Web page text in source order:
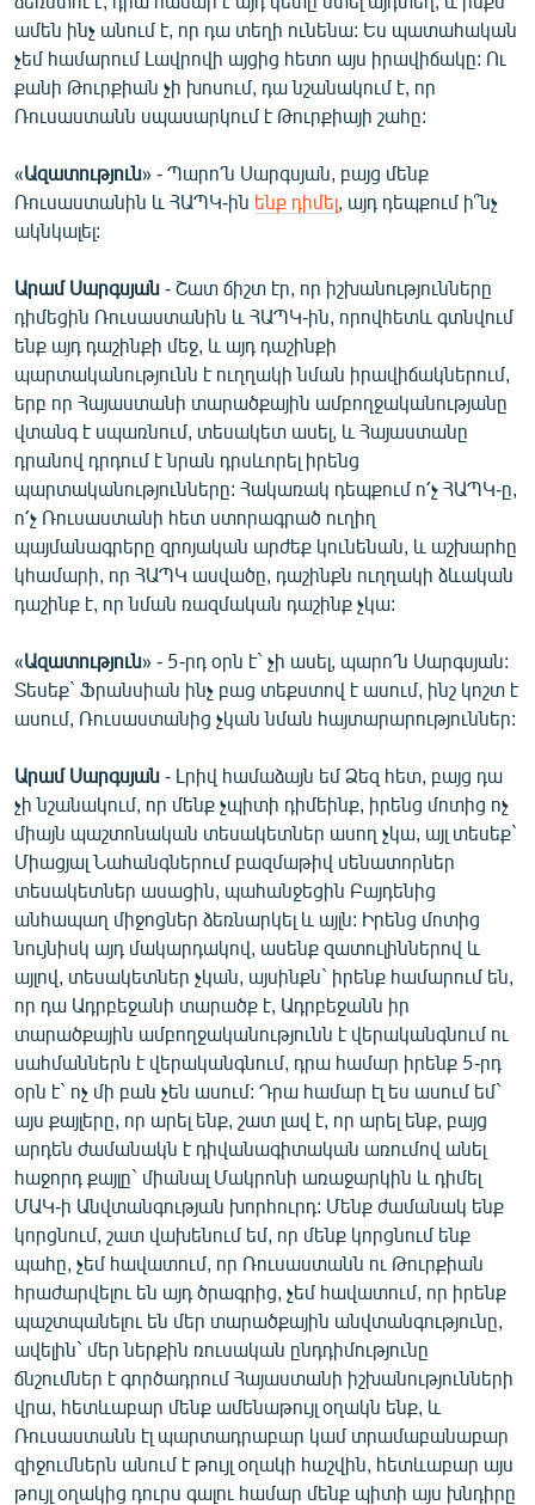
ամեն ինչ անում է, որ դա տեղի ունենա: Ես պատահական
չեմ համարում Լավրովի այցից հետո այս իրավիճակը: Ու
քանի Թուրքիան չի խոսում, դա նշանակում է, որ
Ռուսաստանն սպասարկում է Թուրքիայի շահը:
«Ազատություն» - Պարո՛ն Սարգսյան, բայց մենք
Ռուսաստանին և ՀԱՊԿ-ին ենք դիմել , այդ դեպքում ի՞նչ
ակնկալել:
Արամ Սարգսյան - Շատ ճիշտ էր, որ իշխանությունները
դիմեցին Ռուսաստանին և ՀԱՊԿ-ին, որովհետև գտնվում
ենք այդ դաշինքի մեջ, և այդ դաշինքի
պարտականությունն է ուղղակի նման իրավիճակներում,
երբ որ Հայաստանի տարածքային ամբողջականությանը
վտանգ է սպառնում, տեսակետ ասել, և Հայաստանը
դրանով դրդում է նրան դրսևորել իրենց
պարտականությունները: Հակառակ դեպքում ո՛չ ՀԱՊԿ-ը,
ո՛չ Ռուսաստանի հետ ստորագրած ուղիղ
պայմանագրերը զրոյական արժեք կունենան, և աշխարհը
կհամարի, որ ՀԱՊԿ ասվածը, դաշինքն ուղղակի ձևական
դաշինք է, որ նման ռազմական դաշինք չկա:
«Ազատություն» - 5-րդ օրն է` չի ասել, պարո՛ն Սարգսյան:
Տեսեք` Ֆրանսիան ինչ բաց տեքստով է ասում, ինշ կոշտ է
ասում, Ռուսաստանից չկան նման հայտարարություններ:
Արամ Սարգսյան - Լրիվ համաձայն եմ Ձեզ հետ, բայց դա
չի նշանակում, որ մենք չպիտի դիմեինք, իրենց մոտից ոչ
միայն պաշտոնական տեսակետներ ասող չկա, այլ տեսեք`
Միացյալ Նահանգներում բազմաթիվ սենատորներ
տեսակետներ ասացին, պահանջեցին Բայդենից
անհապաղ միջոցներ ձեռնարկել և այլն: Իրենց մոտից
նույնիսկ այդ մակարդակով, ասենք զատուլիններով և
այլով, տեսակետներ չկան, այսինքն` իրենք համարում են,
որ դա Ադրբեջանի տարածք է, Ադրբեջանն իր
տարածքային ամբողջականությունն է վերականգնում ու
սահմաններն է վերականգնում, դրա համար իրենք 5-րդ
օրն է` ոչ մի բան չեն ասում: Դրա համար էլ ես ասում եմ`
այս քայլերը, որ արել ենք, շատ լավ է, որ արել ենք, բայց
արդեն ժամանակն է դիվանագիտական առումով անել
հաջորդ քայլը` միանալ Մակրոնի առաջարկին և դիմել
ՄԱԿ-ի Անվտանգության խորհուրդ: Մենք ժամանակ ենք
կորցնում, շատ վախենում եմ, որ մենք կորցնում ենք
պահը, չեմ հավատում, որ Ռուսաստանն ու Թուրքիան
հրաժարվելու են այդ ծրագրից, չեմ հավատում, որ իրենք
պաշտպանելու են մեր տարածքային անվտանգությունը,
ավելին` մեր ներքին ռուսական ընդդիմությունը
ճնշումներ է գործադրում Հայաստանի իշխանությունների
վրա, հետևաբար մենք ամենաթույլ օղակն ենք, և
Ռուսաստանն էլ պարտադրաբար կամ տրամաբանաբար
զիջումներն անում է թույլ օղակի հաշվին, հետևաբար այս
թույլ օղակից դուրս գալու համար մենք պիտի այս խնդիրը